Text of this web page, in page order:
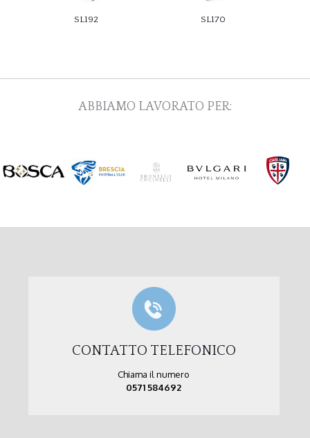
SL192 SL170
ABBIAMO LAVORATO PER:
CONTATTO TELEFONICO
Chiama il numero
0571 584692